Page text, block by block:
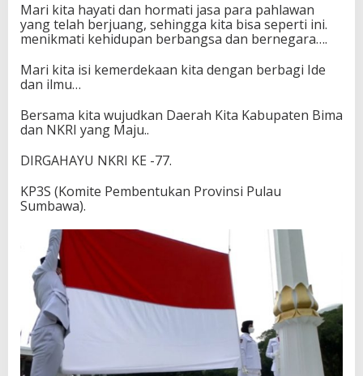
Mari kita hayati dan hormati jasa para pahlawan
yang telah berjuang, sehingga kita bisa seperti ini.
menikmati kehidupan berbangsa dan bernegara….
Mari kita isi kemerdekaan kita dengan berbagi Ide
dan ilmu…
Bersama kita wujudkan Daerah Kita Kabupaten Bima
dan NKRI yang Maju..
DIRGAHAYU NKRI KE -77.
KP3S (Komite Pembentukan Provinsi Pulau
Sumbawa).